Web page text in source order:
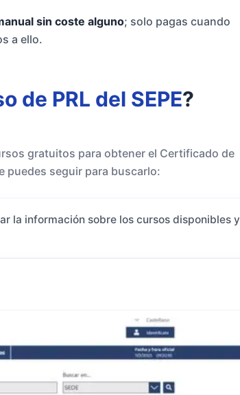
sin coste alguno; solo pagas cuando
a ello.
de PRL del SEPE?
gratuitos para obtener el Certificado de
puedes seguir para buscarlo:
la información sobre los cursos disponibles y